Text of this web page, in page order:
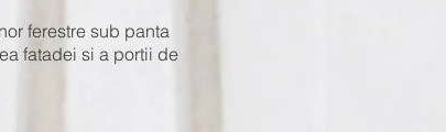
ferestre sub panta
fatadei si a portii de